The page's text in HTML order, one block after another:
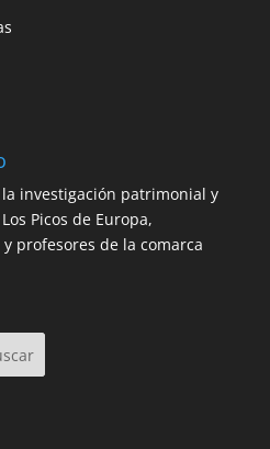
investigación patrimonial y
Picos de Europa,
profesores de la comarca